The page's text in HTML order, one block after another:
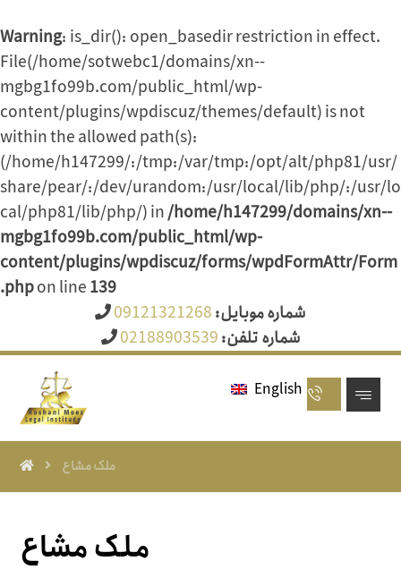
Warning: is_dir(): open_basedir restriction in effect.
File(/home/sotwebc1/domains/xn--
mgbg1fo99b.com/public_html/wp-
content/plugins/wpdiscuz/themes/default) is not
within the allowed path(s):
(/home/h147299/:/tmp:/var/tmp:/opt/alt/php81/usr/
share/pear/:/dev/urandom:/usr/local/lib/php/:/usr/lo
cal/php81/lib/php/) in/home/h147299/domains/xn--
mgbg1fo99b.com/public_html/wp-
content/plugins/wpdiscuz/forms/wpdFormAttr/Form
.phpon line139
شماره موبایل:09121321268
شماره تلفن:02188903539
English
ملک مشاع
ملک مشاع